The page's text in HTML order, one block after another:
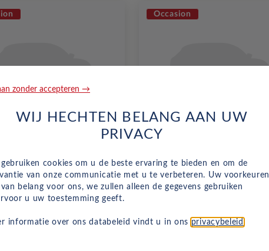
Renegade
btw o.b.v 60 mnd en 5,000 km/j
Occasion
Jeep Compass
€704
zonder accepteren →
WIJ HECHTEN BELANG AAN UW
PRIVACY
cookies om u de beste ervaring te bieden en om de
van onze communicatie met u te verbeteren. Uw voorkeuren
belang voor ons, we zullen alleen de gegevens gebruiken
u uw toestemming geeft.
informatie over ons databeleid vindt u in ons privacybeleid.